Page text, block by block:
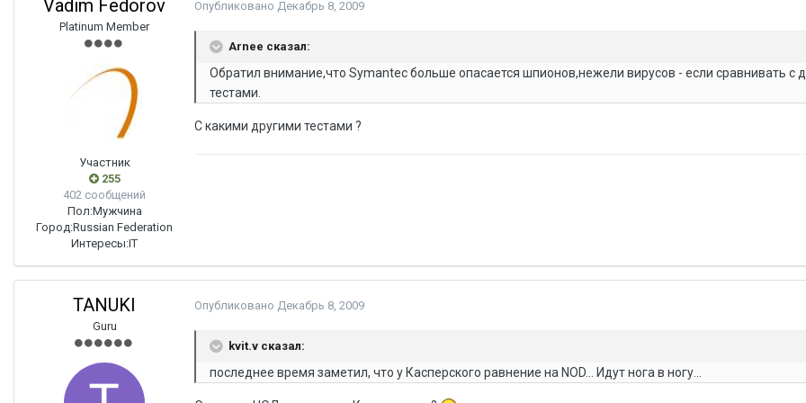
Vadim Fedorov
Platinum Member
Участник
255
402 сообщений
Пол:Мужчина
Город:Russian Federation
Интересы:IT
Опубликовано Декабрь 8, 2009
Arnee сказал:
Обратил внимание,что Symantec больше опасается шпионов,нежели вирусов - если сравнивать с
тестами.
С какими другими тестами ?
TANUKI
Guru
Опубликовано Декабрь 8, 2009
kvit.v сказал:
последнее время заметил, что у Касперского равнение на NOD... Идут нога в ногу...